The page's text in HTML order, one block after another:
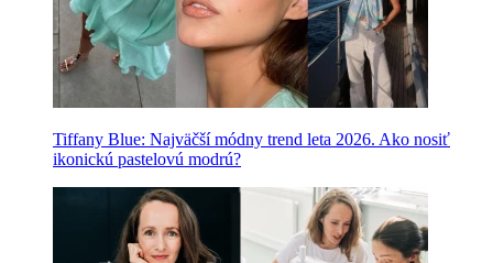
Tiffany Blue: Najväčší módny trend leta 2026. Ako nosiť
ikonickú pastelovú modrú?